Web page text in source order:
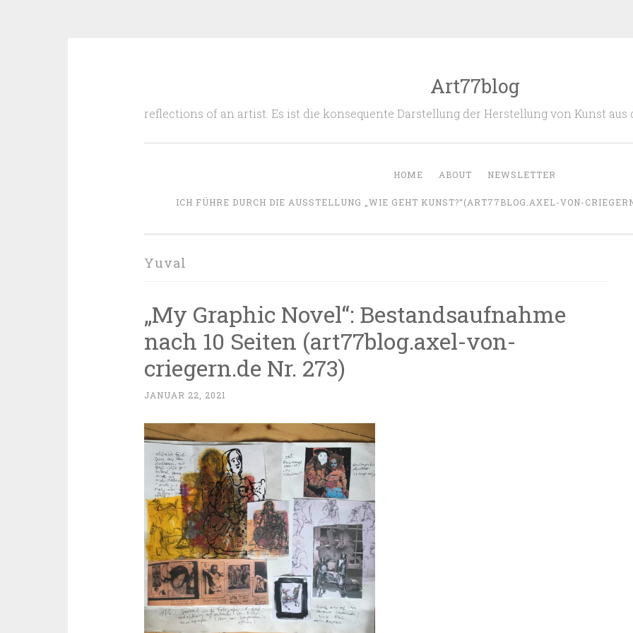
Art77blog
reflections of an artist. Es ist die konsequente Darstellung der Herstellung von Kunst aus
HOME ABOUT NEWSLETTER
ICH FÜHRE DURCH DIE AUSSTELLUNG „WIE GEHT KUNST?“(ART77BLOG.AXEL-VON-
Yuval
„My Graphic Novel“: Bestandsaufnahme
nach 10 Seiten (art77blog.axel-von-
criegern.de Nr. 273)
JANUAR 22, 2021